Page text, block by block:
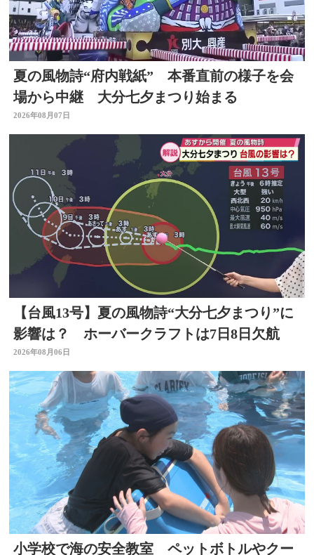
夏の風物詩“府内戦紙” 本番直前の様子を会
場から中継 大分七夕まつり始まる
2026年08月07日
【台風13号】夏の風物詩“大分七夕まつり”に
影響は？ ホーバークラフトは7日8日欠航
2026年08月06日
小学校で海の安全教室 ペットボトルやクー